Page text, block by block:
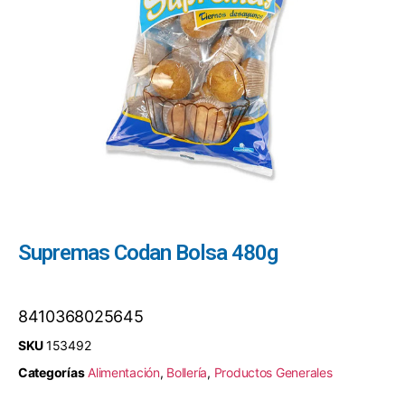
Supremas Codan Bolsa 480g
8410368025645
SKU153492
Categorías Alimentación, Bollería, Productos Generales